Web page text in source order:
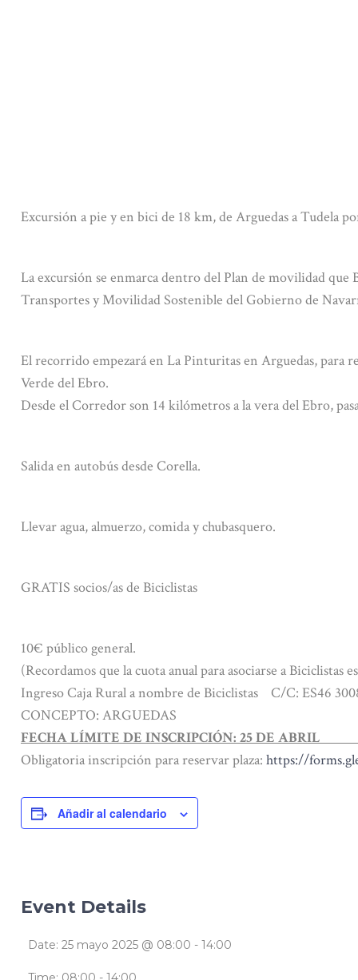
Excursión a pie y en bici de 18 km, de Arguedas a Tudela
La excursión se enmarca dentro del Plan de movilidad
Transportes y Movilidad Sostenible del Gobierno de
El recorrido empezará en La Pinturitas en Arguedas, para
Verde del Ebro.
Desde el Corredor son 14 kilómetros a la vera del Ebro,
Salida en autobús desde Corella.
Llevar agua, almuerzo, comida y chubasquero.
GRATIS socios/as de Biciclistas
10€ público general.
(Recordamos que la cuota anual para asociarse a Biciclistas
Ingreso Caja Rural a nombre de Biciclistas C/C: ES46
CONCEPTO: ARGUEDAS
FECHA LÍMITE DE INSCRIPCIÓN: 25 DE ABRIL
Obligatoria inscripción para reservar plaza: https://
Añadir al calendario
Event Details
Date: 25 mayo 2025 @ 08:00 - 14:00